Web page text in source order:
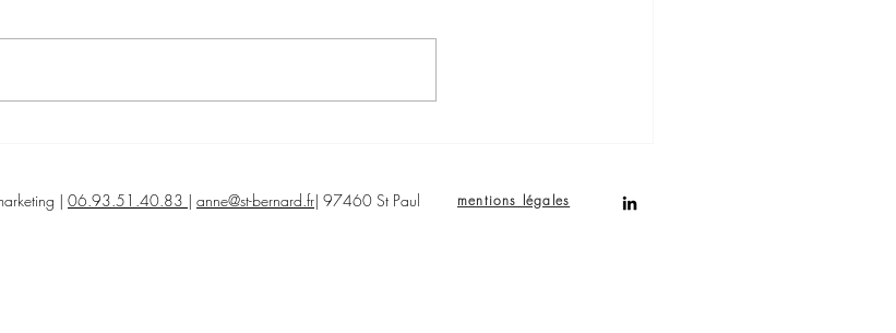
le guide des entreprises 974
à La Réunion ?
| 06.93.51.40.83 | anne@st-bernard.fr| 97460 St Paul mentions légales